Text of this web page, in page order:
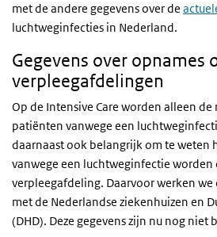
met de andere gegevens over de
luchtweginfecties in Nederland.
Gegevens over opnames
verpleegafdelingen
Op de Intensive Care worden alleen de
patiënten vanwege een
daarnaast ook belangrijk om te weten
vanwege een luchtweginfectie
verpleegafdeling. Daarvoor werken we
met de Nederlandse ziekenhuizen en
(DHD). Deze gegevens zijn nu nog niet